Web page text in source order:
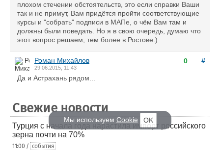
плохом стечении обстоятельств, это если справки Ваши
так и не примут, Вам придётся пройти соответствующие
курсы и "собрать" подписи в МАПе, о чём Вам там и
должны были поведать. Но я в свою очередь, думаю что
этот вопрос решаем, тем более в Ростове.)
0 #
Роман Михайлов
29.06.2015, 11:43
Да и Астрахань рядом...
Свежие новости
Турция с начала года нарастила импорт российского
зерна почти на 70%
11:00 / события
Мы используем Cookie OK